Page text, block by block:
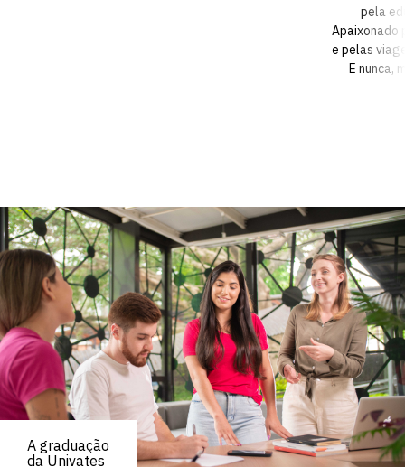
pela
Apaixonado
e pelas
E nunca,
A graduação
da Univates